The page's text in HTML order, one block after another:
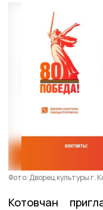
Фото: Дворец культуры г.
Котовчан